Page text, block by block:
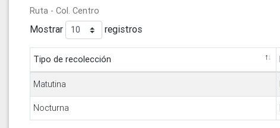
Ruta - Col. Centro
Mostrar registros
Tipo de recolección
Matutina
Nocturna